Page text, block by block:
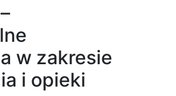
w zakresie
i opieki